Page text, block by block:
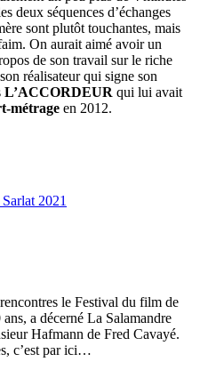
deux séquences d’échanges
sont plutôt touchantes, mais
On aurait aimé avoir un
de son travail sur le riche
réalisateur qui signe son
L’ACCORDEUR qui lui avait
métrage en 2012.
le Festival du film de
a décerné La Salamandre
Hafmann de Fred Cavayé.
c’est par ici…